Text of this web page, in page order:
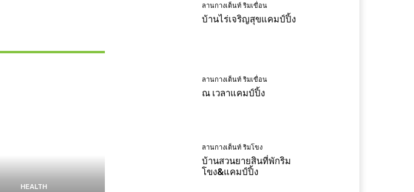
HEALTH
ลานกางเต็นท์ ริมเขื่อน
บ้านไร่เจริญสุขแคมป์ปิ้ง
ลานกางเต็นท์ ริมเขื่อน
ณ เวลาแคมป์ปิ้ง
ลานกางเต็นท์ ริมโขง
บ้านสวนยายสินที่พักริม
โขง&แคมป์ปิ้ง